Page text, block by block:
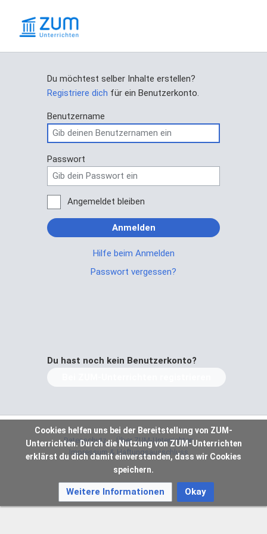
Du möchtest selber Inhalte erstellen?
Registriere dich für ein Benutzerkonto.
Benutzername
Passwort
Angemeldet bleiben
Anmelden
Hilfe beim Anmelden
Passwort vergessen?
Du hast noch kein Benutzerkonto?
Datenschutz
Über ZUM-Unterrichten
Impressum & Haftungsausschluss
Cookies helfen uns bei der Bereitstellung von ZUM-
Unterrichten. Durch die Nutzung von ZUM-Unterrichten
erklärst du dich damit einverstanden, dass wir Cookies
speichern.
Weitere Informationen Okay